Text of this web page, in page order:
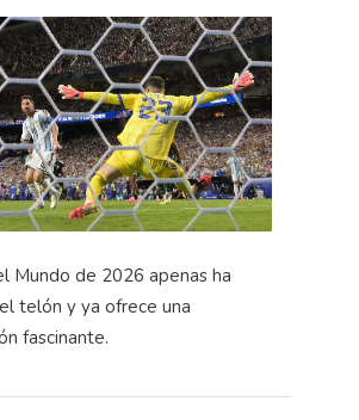
Mundo de 2026 apenas ha
telón y ya ofrece una
fascinante.